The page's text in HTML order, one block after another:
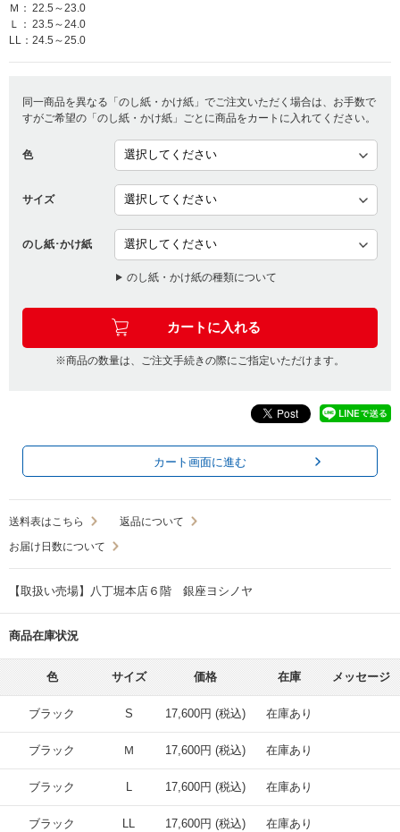
Ｍ： 22.5～23.0
Ｌ： 23.5～24.0
LL： 24.5～25.0
同一商品を異なる「のし紙・かけ紙」でご注文いただく場合は、お手数で
すがご希望の「のし紙・かけ紙」ごとに商品をカートに入れてください。
色
サイズ
のし紙･かけ紙
のし紙・かけ紙の種類について
※商品の数量は、ご注文手続きの際にご指定いただけます。
カート画面に進む
送料表はこちら
返品について
お届け日数について
【取扱い売場】八丁堀本店６階 銀座ヨシノヤ
商品在庫状況
色 サイズ 価格 在庫 メッセージ
ブラック S 17,600円 (税込) 在庫あり
ブラック Ｍ 17,600円 (税込) 在庫あり
ブラック L 17,600円 (税込) 在庫あり
ブラック LL 17,600円 (税込) 在庫あり